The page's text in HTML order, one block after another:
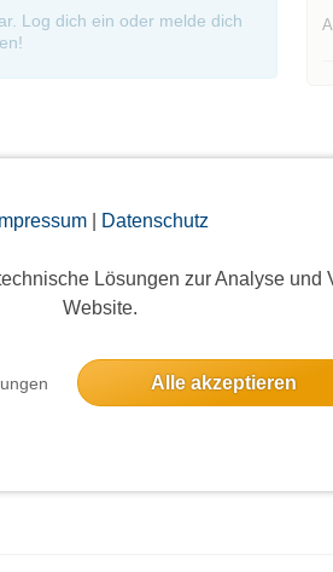
Impressum| Datenschutz
Lösungen zur Analyse und
Website.
Alle akzeptieren
Log dich ein oder melde dich
sind nur für eingeloggte Mitglieder